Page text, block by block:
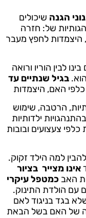
הגנה שיכולים
של: חזרה
היצמדות לחפץ מעבר
לבין הוריו ורואה
בגיל שנתיים עד
האם, היצמדות
הרטבה, שימוש
ילדותיות
כלפי צעצועים ובובות
להבין למה הילד זקוק.
אינו מצייר בציור
האבכמטפל עיקרי
עם הולדת התינוק.
בגד בניגוד לאם
של האם בשל הבאת